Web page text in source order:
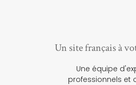
Un site français à
Une équipe
professionnels et